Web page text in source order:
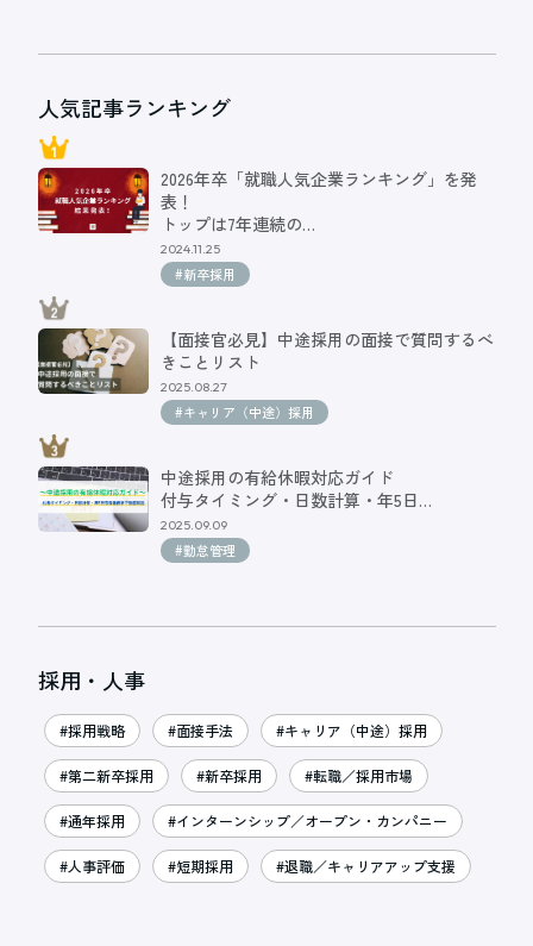
人気記事ランキング
2026年卒「就職人気企業ランキング」を発
表！
トップは7年連続の…
2024.11.25
#新卒採用
【面接官必見】中途採用の面接で質問するべ
きことリスト
2025.08.27
#キャリア（中途）採用
中途採用の有給休暇対応ガイド
付与タイミング・日数計算・年5日…
2025.09.09
#勤怠管理
採用・人事
#採用戦略 #面接手法 #キャリア（中途）採用
#第二新卒採用 #新卒採用 #転職／採用市場
#通年採用 #インターンシップ／オープン・カンパニー
#人事評価 #短期採用 #退職／キャリアアップ支援